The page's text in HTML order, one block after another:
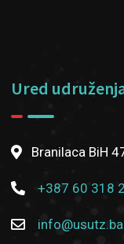
Ured
Branilaca BiH
+387 60 318
info@usutz.ba